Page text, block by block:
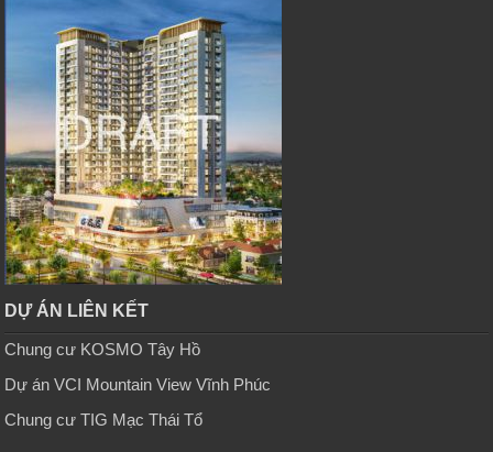
DỰ ÁN LIÊN KẾT
Chung cư KOSMO Tây Hồ
Dự án VCI Mountain View Vĩnh Phúc
Chung cư TIG Mạc Thái Tổ